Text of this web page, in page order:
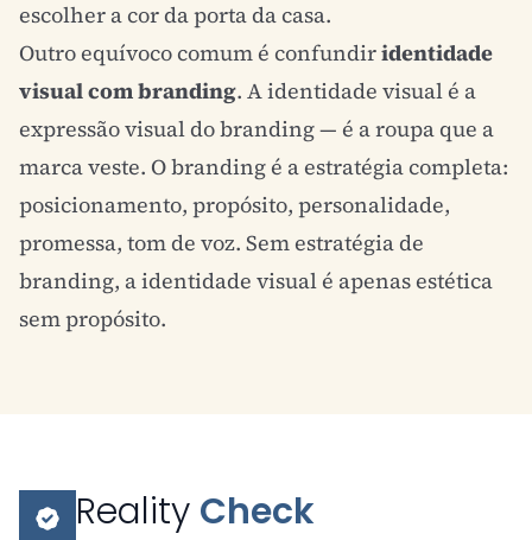
escolher a cor da porta da casa.
Outro equívoco comum é confundiridentidade
visual combranding. A identidade visual é a
expressão visual do branding — é a roupa que a
marca veste. Obrandingé a estratégia completa:
posicionamento, propósito, personalidade,
promessa, tom de voz. Sem estratégia de
branding, a identidade visual é apenas estética
sem propósito.
Reality Check